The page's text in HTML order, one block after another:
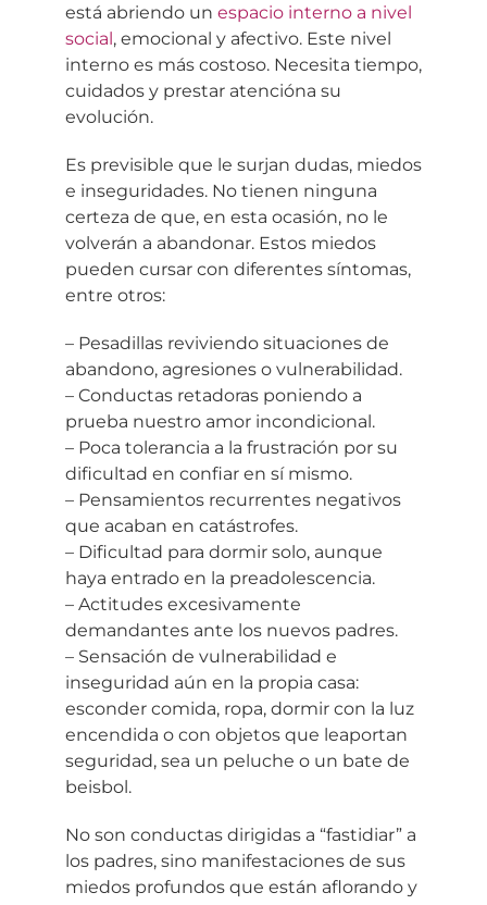
está abriendo un espacio interno a nivel
social, emocional y afectivo. Este nivel
interno es más costoso. Necesita tiempo,
cuidados y prestar atencióna su
evolución.
Es previsible que le surjan dudas, miedos
e inseguridades. No tienen ninguna
certeza de que, en esta ocasión, no le
volverán a abandonar. Estos miedos
pueden cursar con diferentes síntomas,
entre otros:
– Pesadillas reviviendo situaciones de
abandono, agresiones o vulnerabilidad.
– Conductas retadoras poniendo a
prueba nuestro amor incondicional.
– Poca tolerancia a la frustración por su
dificultad en confiar en sí mismo.
– Pensamientos recurrentes negativos
que acaban en catástrofes.
– Dificultad para dormir solo, aunque
haya entrado en la preadolescencia.
– Actitudes excesivamente
demandantes ante los nuevos padres.
– Sensación de vulnerabilidad e
inseguridad aún en la propia casa:
esconder comida, ropa, dormir con la luz
encendida o con objetos que leaportan
seguridad, sea un peluche o un bate de
beisbol.
No son conductas dirigidas a “fastidiar” a
los padres, sino manifestaciones de sus
miedos profundos que están aflorando y